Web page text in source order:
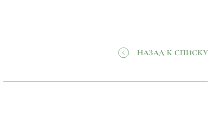
НАЗАД К СПИСКУ